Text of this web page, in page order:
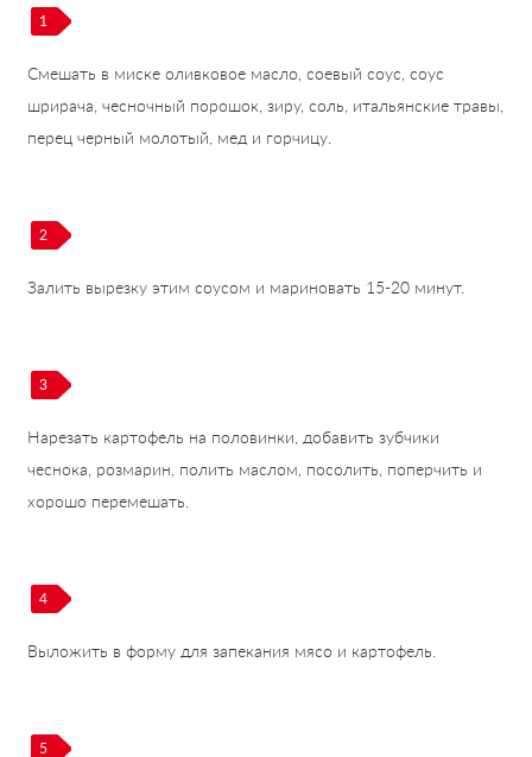
1
Смешать в миске оливковое масло, соевый соус, соус
шрирача, чесночный порошок, зиру, соль, итальянские травы,
перец черный молотый, мед и горчицу.
2
Залить вырезку этим соусом и мариновать 15-20 минут.
3
Нарезать картофель на половинки, добавить зубчики
чеснока, розмарин, полить маслом, посолить, поперчить и
хорошо перемешать.
4
Выложить в форму для запекания мясо и картофель.
5